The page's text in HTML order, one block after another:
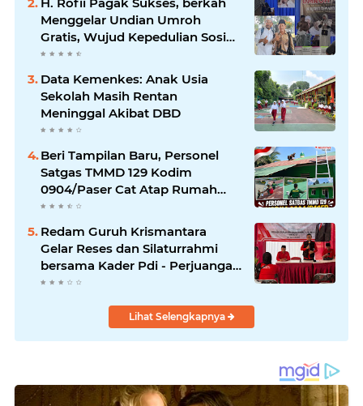
Menggelar Undian Umroh
Gratis, Wujud Kepedulian Sosial
berbagi.
Data Kemenkes: Anak Usia
Sekolah Masih Rentan
Meninggal Akibat DBD
Beri Tampilan Baru, Personel
Satgas TMMD 129 Kodim
0904/Paser Cat Atap Rumah
Marbot
Redam Guruh Krismantara
Gelar Reses dan Silaturrahmi
bersama Kader Pdi - Perjuangan
Se -Kecamatan Lawang.
Lihat Selengkapnya